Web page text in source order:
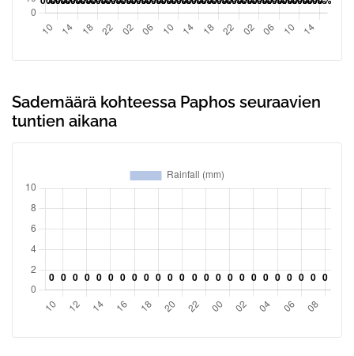
Sademäärä kohteessa Paphos seuraavien
tuntien aikana